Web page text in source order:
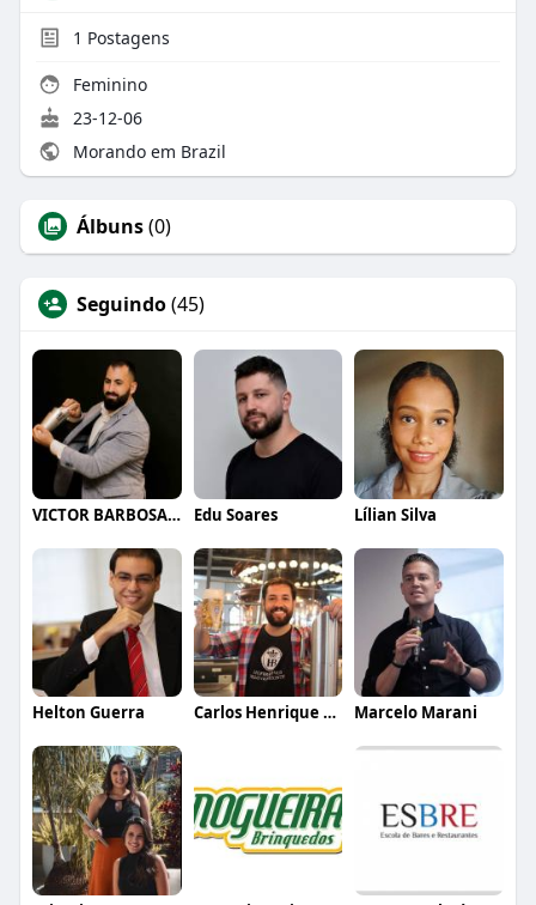
1 Postagens
Feminino
23-12-06
Morando em Brazil
Álbuns(0)
Seguindo(45)
VICTOR BARBOSA QUARANTA Edu Soares Lílian Silva
Helton Guerra Carlos Henrique de Faria Vasconcelos Marcelo Marani